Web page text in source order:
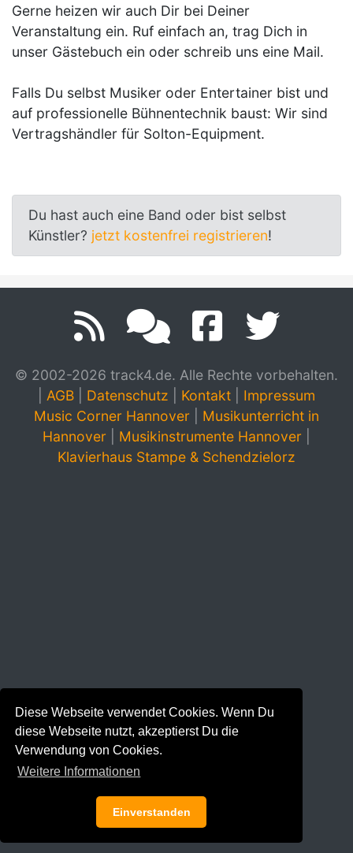
Diese Webseite verwendet Cookies. Wenn Du
diese Webseite nutzt, akzeptierst Du die
Verwendung von Cookies.
Weitere Informationen
Einverstanden
Gerne heizen wir auch Dir bei Deiner
Veranstaltung ein. Ruf einfach an, trag Dich in
unser Gästebuch ein oder schreib uns eine Mail.
Falls Du selbst Musiker oder Entertainer bist und
auf professionelle Bühnentechnik baust: Wir sind
Vertragshändler für Solton-Equipment.
Du hast auch eine Band oder bist selbst
Künstler? jetzt kostenfrei registrieren!
© 2002-2026 track4.de. Alle Rechte vorbehalten.
AGB Datenschutz Kontakt
Impressum
Music Corner Hannover
Musikunterricht in
Hannover
Musikinstrumente Hannover
Klavierhaus Stampe & Schendzielorz